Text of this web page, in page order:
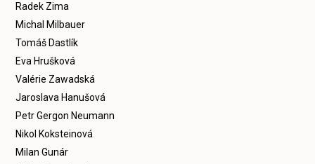
Radek Zima
Michal Milbauer
Tomáš Dastlík
Eva Hrušková
Valérie Zawadská
Jaroslava Hanušová
Petr Gergon Neumann
Nikol Koksteinová
Milan Gunár